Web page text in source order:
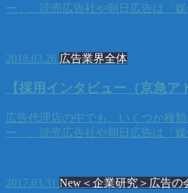
ー」、読売広告社や朝日広告は「
2018.03.26 広告業界全体
【採用インタビュー（京急
広告代理店の中でも、いくつか種
ー」、読売広告社や朝日広告は「
2017.03.31 New＜企業研究＞広告の